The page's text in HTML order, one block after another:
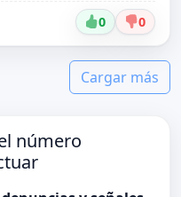
0 0
Cargar más
número